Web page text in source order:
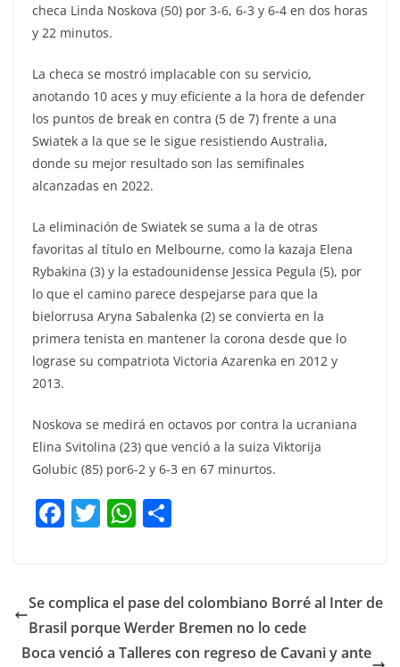
checa Linda Noskova (50) por 3-6, 6-3 y 6-4 en dos horas
y 22 minutos.
La checa se mostró implacable con su servicio,
anotando 10 aces y muy eficiente a la hora de defender
los puntos de break en contra (5 de 7) frente a una
Swiatek a la que se le sigue resistiendo Australia,
donde su mejor resultado son las semifinales
alcanzadas en 2022.
La eliminación de Swiatek se suma a la de otras
favoritas al título en Melbourne, como la kazaja Elena
Rybakina (3) y la estadounidense Jessica Pegula (5), por
lo que el camino parece despejarse para que la
bielorrusa Aryna Sabalenka (2) se convierta en la
primera tenista en mantener la corona desde que lo
lograse su compatriota Victoria Azarenka en 2012 y
2013.
Noskova se medirá en octavos por contra la ucraniana
Elina Svitolina (23) que venció a la suiza Viktorija
Golubic (85) por6-2 y 6-3 en 67 minurtos.
F
a
e
b
o
T
w
er
W
h
s
A
p
p
ar
tir
Se complica el pase del colombiano Borré al Inter de
Brasil porque Werder Bremen no lo cede
Boca venció a Talleres con regreso de Cavani y ante